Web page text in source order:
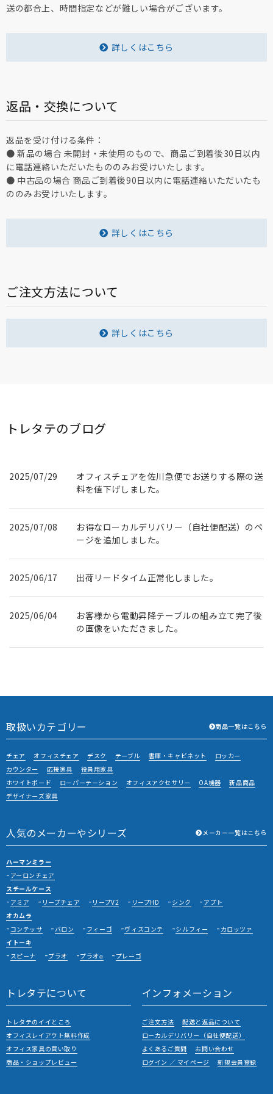
送の都合上、時間指定などが難しい場合がございます。
詳しくはこちら
返品・交換について
返品を受け付ける条件：
● 新品の場合 未開封・未使用のもので、商品ご到着後30日以内
に電話連絡いただいたもののみお受けいたします。
● 中古品の場合 商品ご到着後90日以内に電話連絡いただいたも
ののみお受けいたします。
詳しくはこちら
ご注文方法について
詳しくはこちら
トレタテのブログ
2025/07/29
オフィスチェアを佐川急便でお送りする際の送
料を値下げしました。
2025/07/08
お得なローカルデリバリー（自社便配送）のペ
ージを追加しました。
2025/06/17 出荷リードタイム正常化しました。
2025/06/04
お客様から電動昇降テーブルの組み立て完了後
の画像をいただきました。
取扱いカテゴリー 商品一覧はこちら
チェア オフィスチェア デスク テーブル 書庫・キャビネット
ロッカー
カウンター
応接家具
役員用家具
ホワイトボード
ローパーテーション オフィスアクセサリー OA機器
新品商品
デザイナーズ家具
人気のメーカーやシリーズ メーカー一覧はこちら
ハーマンミラー
アーロンチェア
スチールケース
アミア
リープチェア リープV2 リープHD シンク
アプト
オカムラ
コンテッサ
バロン フィーゴ ヴィスコンテ シルフィー
カロッツァ
イトーキ
スピーナ
プラオ プラオα プレーゴ
トレタテについて
トレタテのイイところ
オフィスレイアウト無料作成
オフィス家具の買い取り
商品・ショップレビュー
インフォメーション
ご注文方法
配送と返品について
ローカルデリバリー（自社便配送）
よくあるご質問
お問い合わせ
ログイン ／ マイページ
新規会員登録